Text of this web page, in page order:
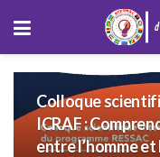
Colloque
ICRAF :
entre l’homme